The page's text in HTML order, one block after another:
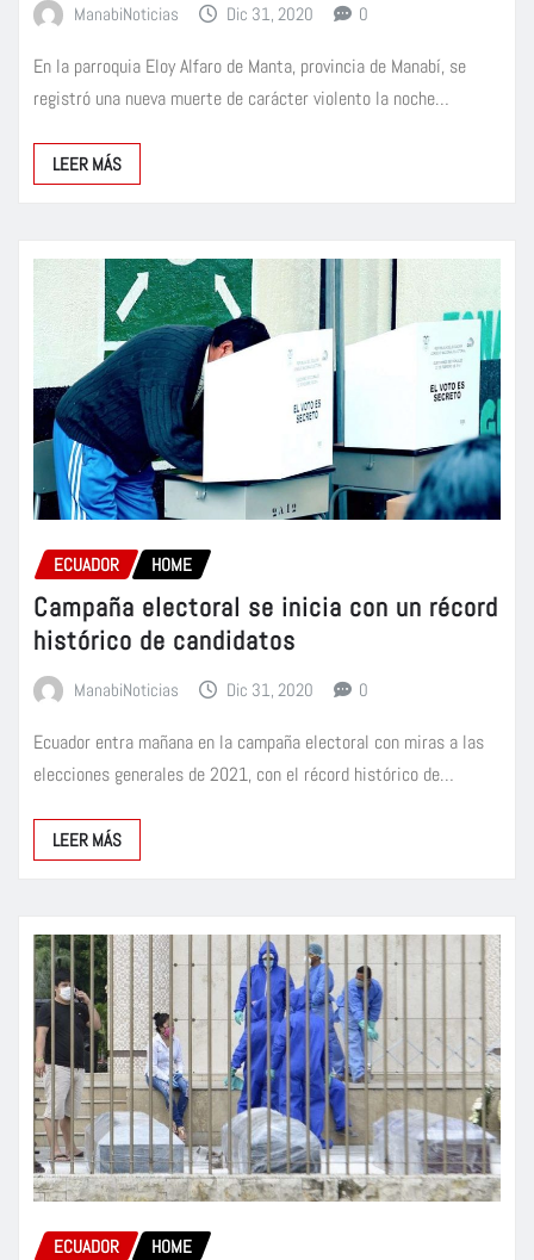
ManabiNoticias Dic 31, 2020 0
En la parroquia Eloy Alfaro de Manta, provincia de Manabí, se
registró una nueva muerte de carácter violento la noche…
LEER MÁS
ECUADOR HOME
Campaña electoral se inicia con un récord
histórico de candidatos
ManabiNoticias Dic 31, 2020 0
Ecuador entra mañana en la campaña electoral con miras a las
elecciones generales de 2021, con el récord histórico de…
LEER MÁS
ECUADOR HOME